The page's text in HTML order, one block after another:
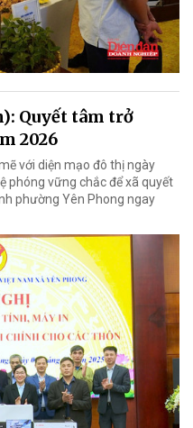
Quyết tâm trở
2026
với diện mạo đô thị ngày
phóng vững chắc để xã quyết
phường Yên Phong ngay